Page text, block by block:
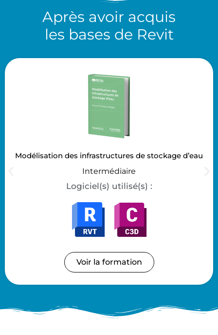
Après avoir acquis
les bases de Revit
Modélisation des infrastructures de stockage d’eau
Intermédiaire
Logiciel(s) utilisé(s) :
Voir la formation